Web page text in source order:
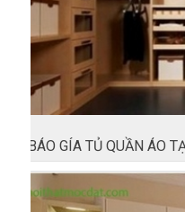
BÁO GÍA TỦ QUẦN ÁO